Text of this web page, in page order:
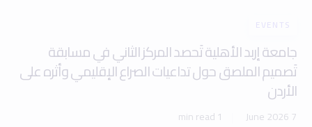
EVENTS
جامعة إربد الأهلية تَحصد المركز الثاني في مسابقة
تَصميم الملصق حول تداعيات الصراع الإقليمي وأثره على
الأردن
7 June 2026
1 min read